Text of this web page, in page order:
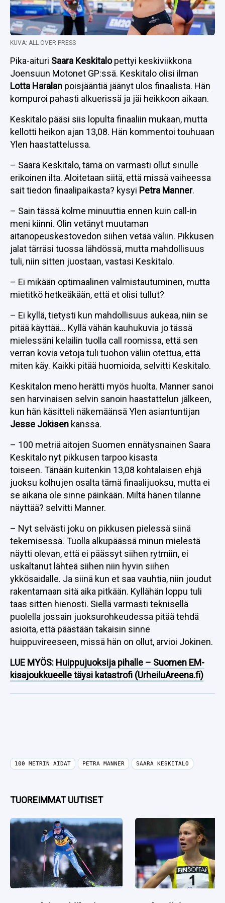
KUVA: ALL OVER PRESS
Pika-aituri Saara Keskitalopettyi keskiviikkona
Joensuun Motonet GP:ssä. Keskitalo olisi ilman
Lotta Haralan poisjääntiä jäänyt ulos finaalista. Hän
kompuroi pahasti alkuerissä ja jäi heikkoon aikaan.
Keskitalo pääsi siis lopulta finaaliin mukaan, mutta
kellotti heikon ajan 13,08. Hän kommentoi touhuaan
Ylen haastattelussa.
– Saara Keskitalo, tämä on varmasti ollut sinulle
erikoinen ilta. Aloitetaan siitä, että missä vaiheessa
sait tiedon finaalipaikasta? kysyi Petra Manner.
– Sain tässä kolme minuuttia ennen kuin call-in
meni kiinni. Olin vetänyt muutaman
aitanopeuskestovedon siihen vetää väliin. Pikkusen
jalat tärräsi tuossa lähdössä, mutta mahdollisuus
tuli, niin sitten juostaan, vastasi Keskitalo.
– Ei mikään optimaalinen valmistautuminen, mutta
mietitkö hetkeäkään, että et olisi tullut?
– Ei kyllä, tietysti kun mahdollisuus aukeaa, niin se
pitää käyttää… Kyllä vähän kauhukuvia jo tässä
mielessäni kelailin tuolla call roomissa, että sen
verran kovia vetoja tuli tuohon väliin otettua, että
miten käy. Kaikki pitää huomioida, selvitti Keskitalo.
Keskitalon meno herätti myös huolta. Manner sanoi
sen harvinaisen selvin sanoin haastattelun jälkeen,
kun hän käsitteli näkemäänsä Ylen asiantuntijan
Jesse Jokisen kanssa.
– 100 metriä aitojen Suomen ennätysnainen Saara
Keskitalo nyt pikkusen tarpoo kisasta
toiseen. Tänään kuitenkin 13,08 kohtalaisen ehjä
juoksu kolhujen osalta tämä finaalijuoksu, mutta ei
se aikana ole sinne päinkään. Miltä hänen tilanne
näyttää? selvitti Manner.
– Nyt selvästi joku on pikkusen pielessä siinä
tekemisessä. Tuolla alkupäässä minun mielestä
näytti olevan, että ei päässyt siihen rytmiin, ei
uskaltanut lähteä siihen niin hyvin siihen
ykkösaidalle. Ja siinä kun et saa vauhtia, niin joudut
rakentamaan sitä aika pitkään. Kyllähän loppu tuli
taas sitten hienosti. Siellä varmasti teknisellä
puolella jossain juoksurohkeudessa pitää tehdä
asioita, että päästään takaisin sinne
huippuvireeseen, missä hän on ollut, arvioi Jokinen.
LUE MYÖS: Huippujuoksija pihalle – Suomen EM-
kisajoukkueelle täysi katastrofi (UrheiluAreena.fi)
100 METRIN AIDAT PETRA MANNER SAARA KESKITALO
TUOREIMMAT UUTISET